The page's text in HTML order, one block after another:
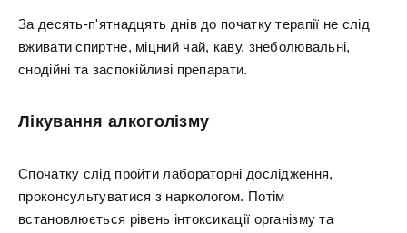
За десять-п'ятнадцять днів до початку терапії не слід
вживати спиртне, міцний чай, каву, знеболювальні,
снодійні та заспокійливі препарати.
Лікування алкоголізму
Спочатку слід пройти лабораторні дослідження,
проконсультуватися з наркологом. Потім
встановлюється рівень інтоксикації організму та